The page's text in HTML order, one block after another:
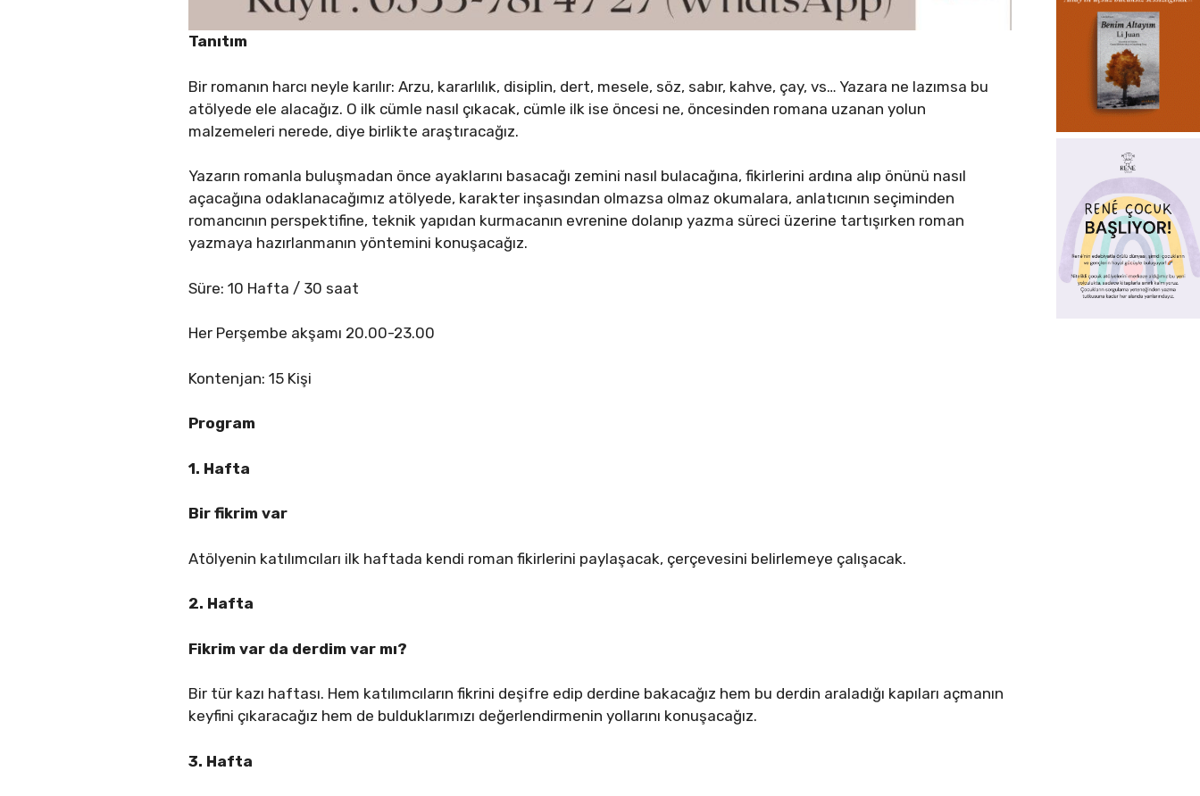
Tanıtım
Bir romanın harcı neyle karılır: Arzu, kararlılık, disiplin, dert, mesele, söz, sabır, kahve, çay, vs… Yazara ne lazımsa bu
atölyede ele alacağız. O ilk cümle nasıl çıkacak, cümle ilk ise öncesi ne, öncesinden romana uzanan yolun
malzemeleri nerede, diye birlikte araştıracağız.
Yazarın romanla buluşmadan önce ayaklarını basacağı zemini nasıl bulacağına, fikirlerini ardına alıp önünü nasıl
açacağına odaklanacağımız atölyede, karakter inşasından olmazsa olmaz okumalara, anlatıcının seçiminden
romancının perspektifine, teknik yapıdan kurmacanın evrenine dolanıp yazma süreci üzerine tartışırken roman
yazmaya hazırlanmanın yöntemini konuşacağız.
Süre: 10 Hafta / 30 saat
Her Perşembe akşamı 20.00-23.00
Kontenjan: 15 Kişi
Program
1. Hafta
Bir fikrim var
Atölyenin katılımcıları ilk haftada kendi roman fikirlerini paylaşacak, çerçevesini belirlemeye çalışacak.
2. Hafta
Fikrim var da derdim var mı?
Bir tür kazı haftası. Hem katılımcıların fikrini deşifre edip derdine bakacağız hem bu derdin araladığı kapıları açmanın
keyfini çıkaracağız hem de bulduklarımızı değerlendirmenin yollarını konuşacağız.
3. Hafta